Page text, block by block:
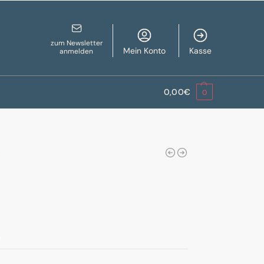
zum Newsletter
anmelden
Mein Konto Kasse
0,00€ 0